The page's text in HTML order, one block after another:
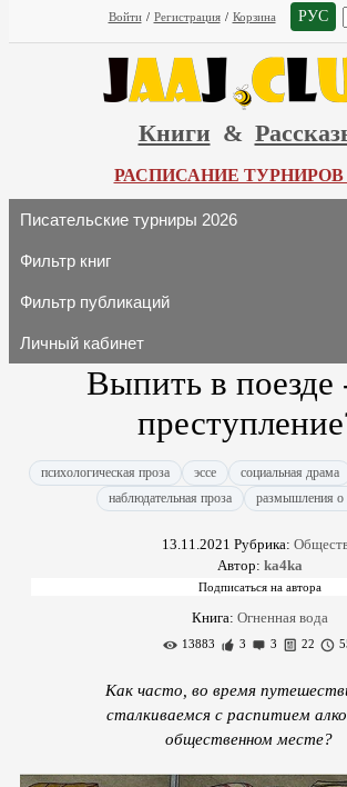
Войти / Регистрация / Корзина РУС
Книги &
РАСПИСАНИЕ ТУРНИРОВ
Писательские турниры 2026
Фильтр книг
Фильтр публикаций
Личный кабинет
Выпить в поезде
психологическая проза эссе социальная драма
наблюдательная проза
размышления о
13.11.2021 Рубрика:
Автор: ka4ka
Книга: Огненная вода
13883 3 3 22
Как часто, во время
сталкиваемся с распитием
общественном месте?